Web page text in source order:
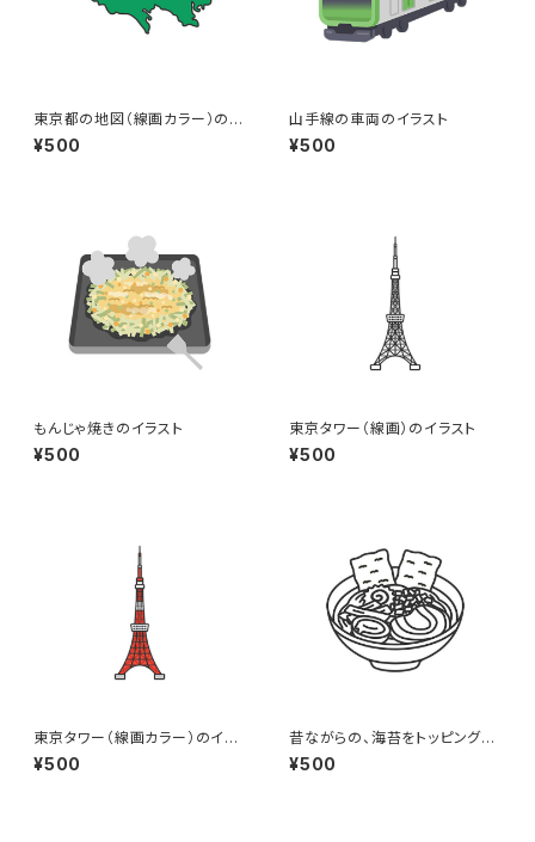
東京都の地図（線画カラー）のイ
ラスト
¥500
山手線の車両のイラスト
¥500
もんじゃ焼きのイラスト
¥500
東京タワー（線画）のイラスト
¥500
東京タワー（線画カラー）のイラ
スト
¥500
昔ながらの、海苔をトッピングし
た醤油ラーメン（線画）のイラス
ト
¥500